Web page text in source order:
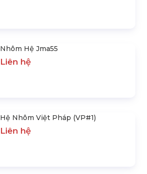
Nhôm Hệ Jma55
Liên hệ
Hệ Nhôm Việt Pháp (VP#1)
Liên hệ